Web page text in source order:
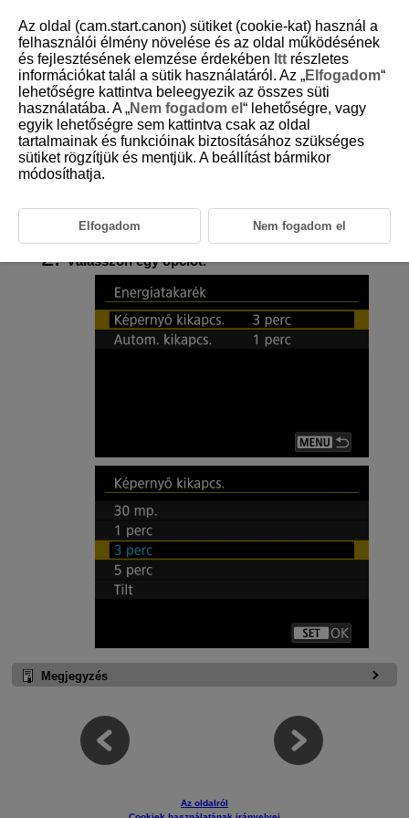
D250-090
Energiatakarékosság
Beállíthatja az időzítést a képernyő kikapcsolására, illetve a
videókamera kikapcsolására a használaton kívüli állapot után (
Autom. kikapcs.
Válassza a(z) [ Energiatakarék ] (
) lehetőséget.
Válasszon egy opciót.
Megjegyzés
Az oldalról
Az oldal (cam.start.canon) sütiket (cookie-kat) használ a
felhasználói élmény növelése és az oldal működésének
és fejlesztésének elemzése érdekében Itt részletes
információkat talál a sütik használatáról. Az „Elfogadom“
lehetőségre kattintva beleegyezik az összes süti
használatába. A „Nem fogadom el “ lehetőségre, vagy
egyik lehetőségre sem kattintva csak az oldal
tartalmainak és funkcióinak biztosításához szükséges
sütiket rögzítjük és mentjük. A beállítást bármikor
módosíthatja.
Elfogadom Nem fogadom el